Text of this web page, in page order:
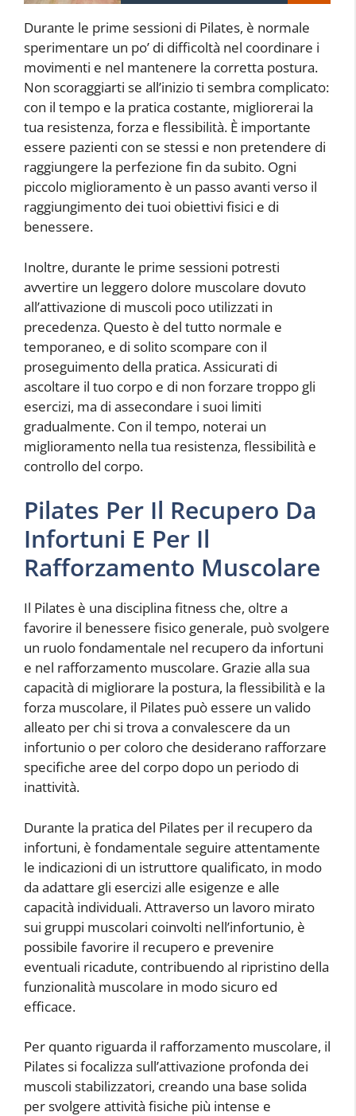
Durante le prime sessioni di Pilates, è normale
sperimentare un po’ di difficoltà nel coordinare i
movimenti e nel mantenere la corretta postura.
Non scoraggiarti se all’inizio ti sembra complicato:
con il tempo e la pratica costante, migliorerai la
tua resistenza, forza e flessibilità. È importante
essere pazienti con se stessi e non pretendere di
raggiungere la perfezione fin da subito. Ogni
piccolo miglioramento è un passo avanti verso il
raggiungimento dei tuoi obiettivi fisici e di
benessere.
Inoltre, durante le prime sessioni potresti
avvertire un leggero dolore muscolare dovuto
all’attivazione di muscoli poco utilizzati in
precedenza. Questo è del tutto normale e
temporaneo, e di solito scompare con il
proseguimento della pratica. Assicurati di
ascoltare il tuo corpo e di non forzare troppo gli
esercizi, ma di assecondare i suoi limiti
gradualmente. Con il tempo, noterai un
miglioramento nella tua resistenza, flessibilità e
controllo del corpo.
Pilates Per Il Recupero Da
Infortuni E Per Il
Rafforzamento Muscolare
Il Pilates è una disciplina fitness che, oltre a
favorire il benessere fisico generale, può svolgere
un ruolo fondamentale nel recupero da infortuni
e nel rafforzamento muscolare. Grazie alla sua
capacità di migliorare la postura, la flessibilità e la
forza muscolare, il Pilates può essere un valido
alleato per chi si trova a convalescere da un
infortunio o per coloro che desiderano rafforzare
specifiche aree del corpo dopo un periodo di
inattività.
Durante la pratica del Pilates per il recupero da
infortuni, è fondamentale seguire attentamente
le indicazioni di un istruttore qualificato, in modo
da adattare gli esercizi alle esigenze e alle
capacità individuali. Attraverso un lavoro mirato
sui gruppi muscolari coinvolti nell’infortunio, è
possibile favorire il recupero e prevenire
eventuali ricadute, contribuendo al ripristino della
funzionalità muscolare in modo sicuro ed
efficace.
Per quanto riguarda il rafforzamento muscolare, il
Pilates si focalizza sull’attivazione profonda dei
muscoli stabilizzatori, creando una base solida
per svolgere attività fisiche più intense e